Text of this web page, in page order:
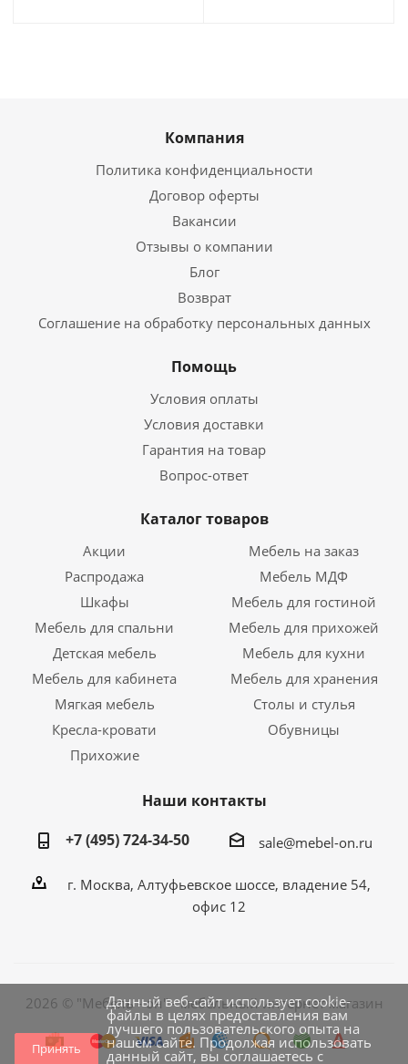
Компания
Политика конфиденциальности
Договор оферты
Вакансии
Отзывы о компании
Блог
Возврат
Соглашение на обработку персональных данных
Помощь
Условия оплаты
Условия доставки
Гарантия на товар
Вопрос-ответ
Каталог товаров
Акции
Мебель на заказ
Распродажа
Мебель МДФ
Шкафы
Мебель для гостиной
Мебель для спальни
Мебель для прихожей
Детская мебель
Мебель для кухни
Мебель для кабинета
Мебель для хранения
Мягкая мебель
Столы и стулья
Кресла-кровати
Обувницы
Прихожие
Наши контакты
+7 (495) 724-34-50
sale@mebel-on.ru
г. Москва, Алтуфьевское шоссе, владение 54,
офис 12
2026 © "Мебель - он" - мебельный интернет магазин
Принять
Данный веб-сайт использует cookie-
файлы в целях предоставления вам
лучшего пользовательского опыта на
нашем сайте. Продолжая использовать
данный сайт, вы соглашаетесь с